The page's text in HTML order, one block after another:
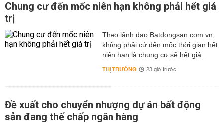
Chung cư đến mốc niên hạn không phải hết giá
trị
Theo lãnh đạo Batdongsan.com.vn,
không phải cứ đến mốc thời gian hết
niên hạn là chung cư sẽ hết giá...
THỊ TRƯỜNG 23 giờ trước
Đề xuất cho chuyển nhượng dự án bất động
sản đang thế chấp ngân hàng